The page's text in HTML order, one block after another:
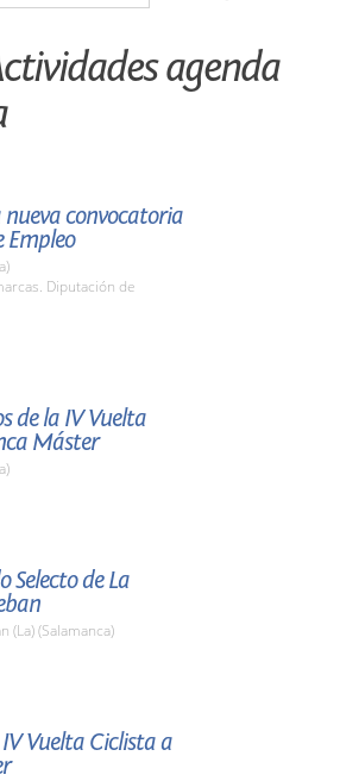
agenda
nueva convocatoria
Empleo
Diputación de
de la IV Vuelta
Máster
Selecto de La
(La) (Salamanca)
Vuelta Ciclista a